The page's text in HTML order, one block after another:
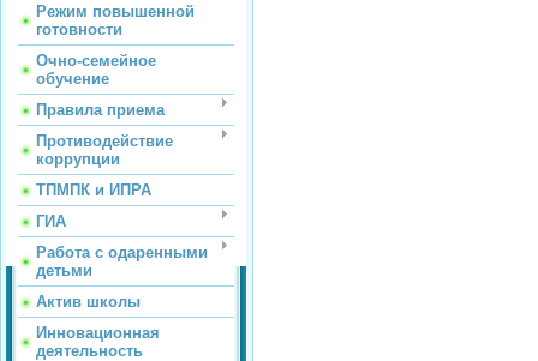
Режим повышенной
готовности
Очно-семейное
обучение
Правила приема
Противодействие
коррупции
ТПМПК и ИПРА
ГИА
Работа с одаренными
детьми
Актив школы
Инновационная
деятельность